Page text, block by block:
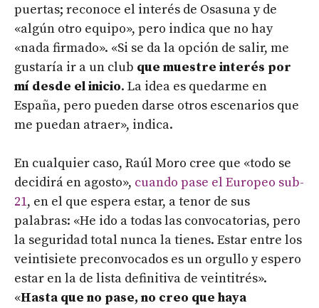
puertas; reconoce el interés de Osasuna y de
«algún otro equipo», pero indica que no hay
«nada firmado». «Si se da la opción de salir, me
gustaría ir a un club que muestre interés por
mí desde el inicio. La idea es quedarme en
España, pero pueden darse otros escenarios que
me puedan atraer», indica.
En cualquier caso, Raúl Moro cree que «todo se
decidirá en agosto», cuando pase el Europeo sub-
21, en el que espera estar, a tenor de sus
palabras: «He ido a todas las convocatorias, pero
la seguridad total nunca la tienes. Estar entre los
veintisiete preconvocados es un orgullo y espero
estar en la de lista definitiva de veintitrés».
«Hasta que no pase, no creo que haya